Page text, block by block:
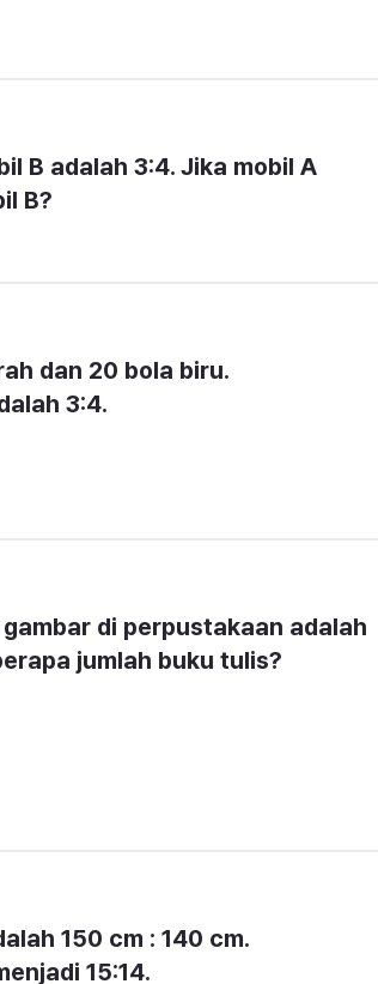
B adalah 3:4. Jika mobil A
B?
dan 20 bola biru.
3:4.
di perpustakaan adalah
jumlah buku tulis?
150 cm : 140 cm.
15:14.